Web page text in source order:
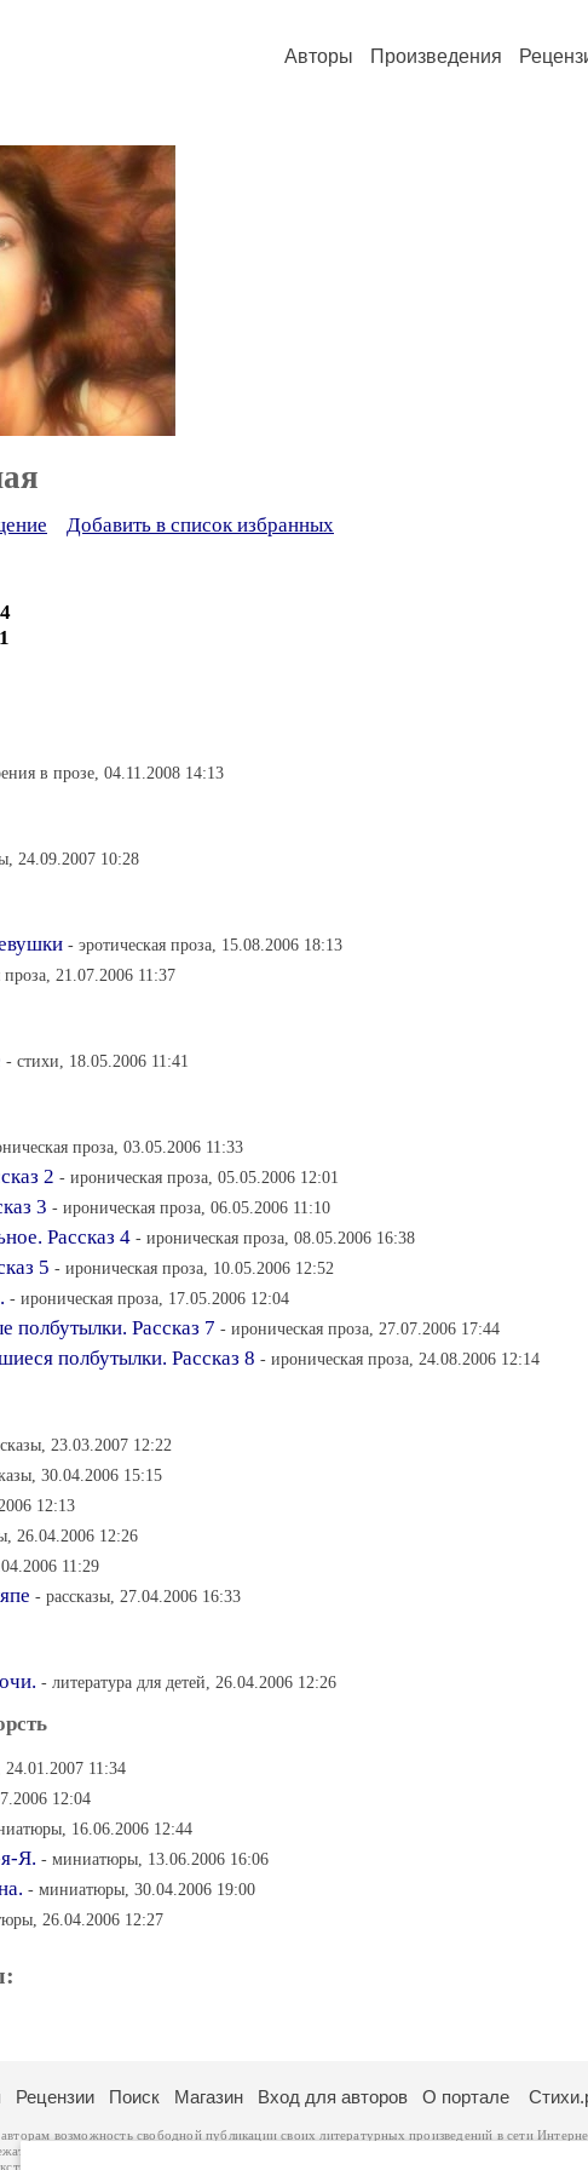
Авторы Произведения
Добавить в список избранных
в прозе, 04.11.2008 14:13
24.09.2007 10:28
- эротическая проза, 15.08.2006 18:13
проза, 21.07.2006 11:37
- стихи, 18.05.2006 11:41
проза, 03.05.2006 11:33
2 - ироническая проза, 05.05.2006 12:01
3 - ироническая проза, 06.05.2006 11:10
Рассказ 4 - ироническая проза, 08.05.2006 16:38
5 - ироническая проза, 10.05.2006 12:52
- ироническая проза, 17.05.2006 12:04
Рассказ 7 - ироническая проза, 27.07.2006 17:44
полбутылки. Рассказ 8 - ироническая проза, 24.08.2006 12:14
23.03.2007 12:22
30.04.2006 15:15
12:13
26.04.2006 12:26
11:29
- рассказы, 27.04.2006 16:33
- литература для детей, 26.04.2006 12:26
24.01.2007 11:34
12:04
16.06.2006 12:44
Я. - миниатюры, 13.06.2006 16:06
- миниатюры, 30.04.2006 19:00
26.04.2006 12:27
Рецензии Поиск Магазин Вход для авторов О портале
возможность свободной публикации своих литературных произведений в сети
авторам и охраняются
. Перепечатка произведений возможна только с согласия
произведений авторы несут самостоятельно на основании